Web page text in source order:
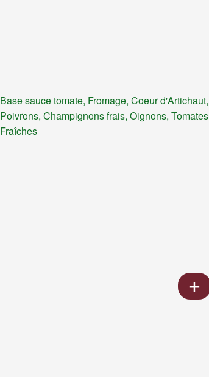
Base sauce tomate, Fromage, Coeur d'Artichaut,
Poivrons, Champignons frais, Oignons, Tomates
Fraîches